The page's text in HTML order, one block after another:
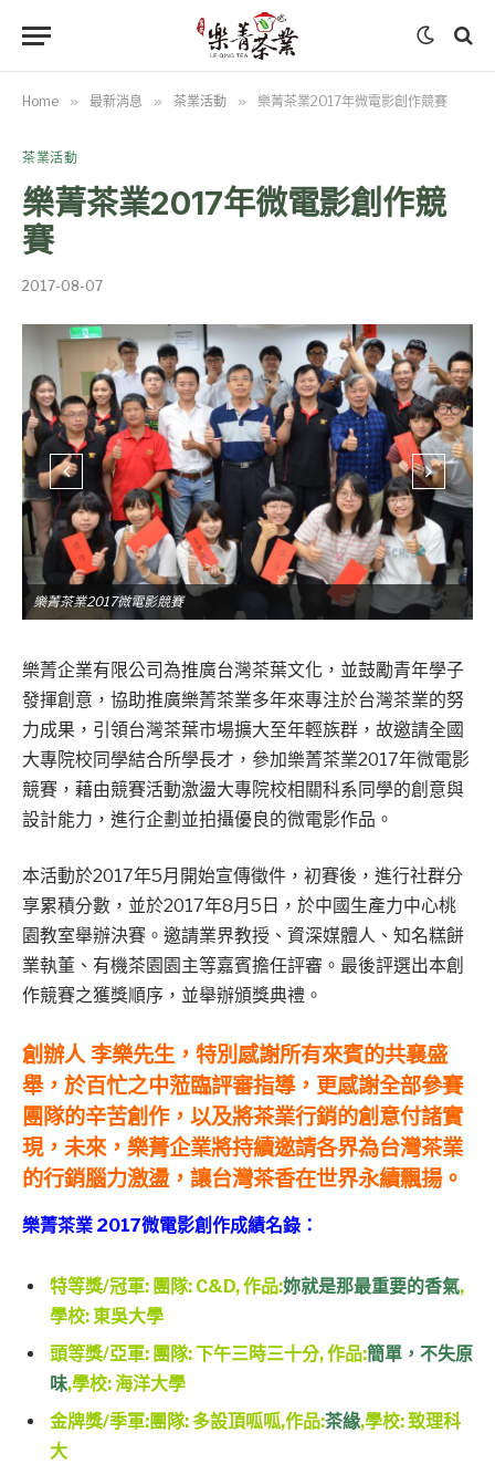
Home » 最新消息 » 茶業活動 » 樂菁茶業2017年微電影創作競賽
茶業活動
樂菁茶業2017年微電影創作競
賽
2017-08-07
樂菁茶業2017微電影競賽
樂菁企業有限公司為推廣台灣茶葉文化，並鼓勵青年學子
發揮創意，協助推廣樂菁茶業多年來專注於台灣茶業的努
力成果，引領台灣茶葉市場擴大至年輕族群，故邀請全國
大專院校同學結合所學長才，參加樂菁茶業2017年微電影
競賽，藉由競賽活動激盪大專院校相關科系同學的創意與
設計能力，進行企劃並拍攝優良的微電影作品。
本活動於2017年5月開始宣傳徵件，初賽後，進行社群分
享累積分數，並於2017年8月5日，於中國生產力中心桃
園教室舉辦決賽。邀請業界教授、資深媒體人、知名糕餅
業執董、有機茶園園主等嘉賓擔任評審。最後評選出本創
作競賽之獲獎順序，並舉辦頒獎典禮。
創辦人 李樂先生，特別感謝所有來賓的共襄盛
舉，於百忙之中蒞臨評審指導，更感謝全部參賽
團隊的辛苦創作，以及將茶業行銷的創意付諸實
現，未來，樂菁企業將持續邀請各界為台灣茶業
的行銷腦力激盪，讓台灣茶香在世界永續飄揚。
樂菁茶業 2017微電影創作成績名錄：
特等獎/冠軍: 團隊: C&D, 作品:妳就是那最重要的香氣,
學校: 東吳大學
頭等獎/亞軍: 團隊: 下午三時三十分, 作品:簡單，不失原
味,學校:海洋大學
金牌獎/季軍:團隊: 多設頂呱呱,作品:茶緣,學校:致理科
大